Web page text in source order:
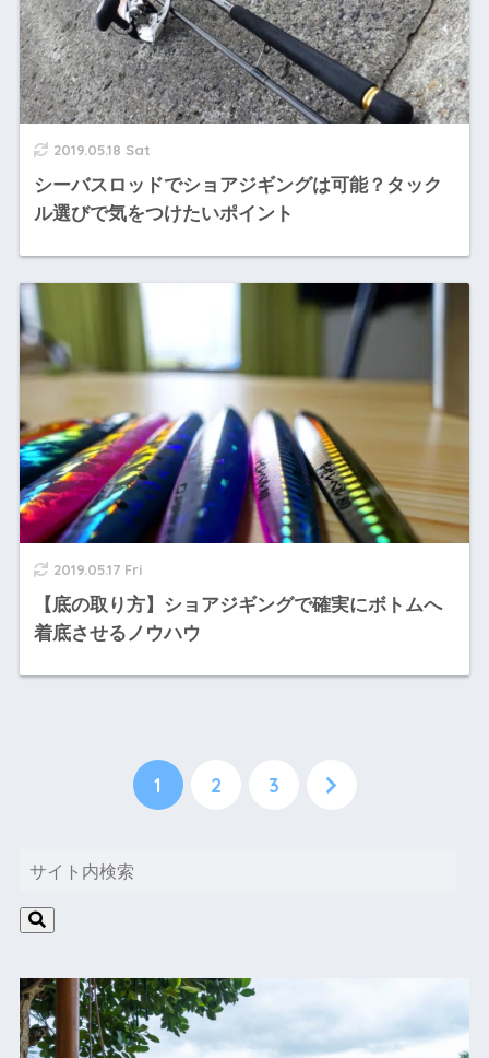
2019.05.18 Sat
シーバスロッドでショアジギングは可能？タック
ル選びで気をつけたいポイント
2019.05.17 Fri
【底の取り方】ショアジギングで確実にボトムへ
着底させるノウハウ
1 2 3